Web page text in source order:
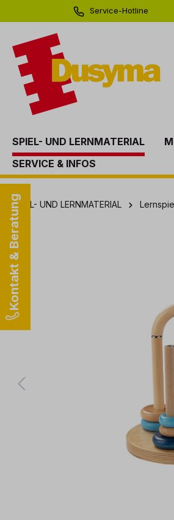
Zur Hauptnavigation
Service-Hotline
SPIEL- UND LERNMATERIAL
SERVICE & INFOS
Kontakt & Beratung
SPIEL- UND LERNMATERIAL
Bildergalerie überspringen